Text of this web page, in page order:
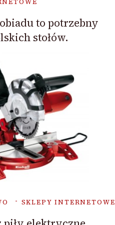
to potrzebny
stołów.
SKLEPY INTERNETOWE